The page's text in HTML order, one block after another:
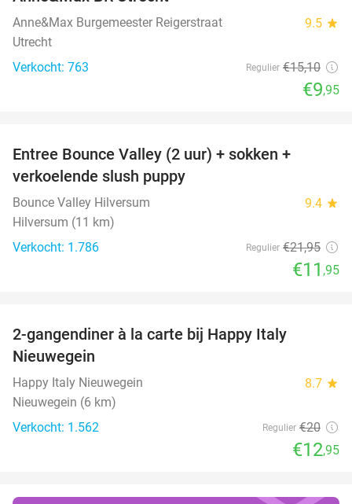
Anne&Max Burgemeester Reigerstraat 9.5 star
Utrecht
Verkocht: 763
Regulier €15,10
€9,95
Entree Bounce Valley (2 uur) + sokken +
verkoelende slush puppy
Bounce Valley Hilversum 9.4 star
Hilversum (11 km)
Verkocht: 1.786
Regulier €21,95
€11 ,95
2-gangendiner à la carte bij Happy Italy
Nieuwegein
Happy Italy Nieuwegein 8.7 star
Nieuwegein (6 km)
Verkocht: 1.562
Regulier €20
€12,95